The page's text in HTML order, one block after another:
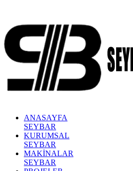
ANASAYFA
SEYBAR
KURUMSAL
SEYBAR
MAKİNALAR
SEYBAR